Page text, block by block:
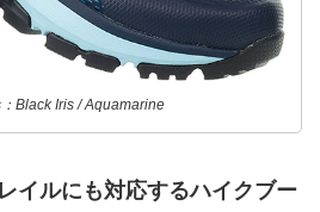
：Black Iris / Aquamarine
イルにも対応するハイクブー